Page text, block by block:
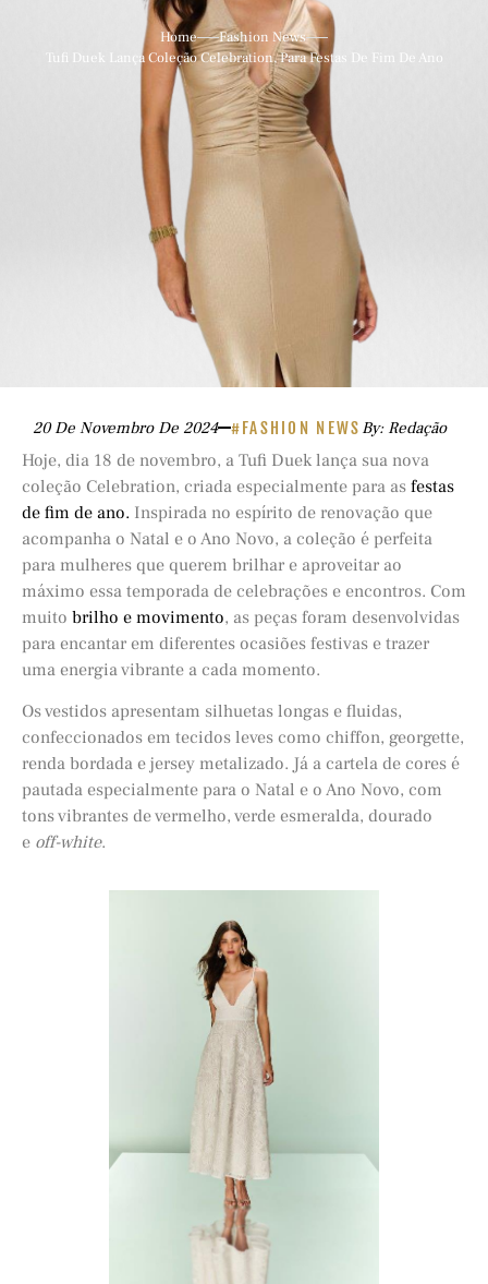
Home
Fashion News
Tufi Duek Lança Coleção Celebration, Para Festas De Fim De Ano
20 De Novembro De 2024 #FASHION NEWS By: Redação
Hoje, dia 18 de novembro, a Tufi Duek lança sua nova
coleção Celebration, criada especialmente para as festas
de fim de ano. Inspirada no espírito de renovação que
acompanha o Natal e o Ano Novo, a coleção é perfeita
para mulheres que querem brilhar e aproveitar ao
máximo essa temporada de celebrações e encontros. Com
muito brilho e movimento, as peças foram desenvolvidas
para encantar em diferentes ocasiões festivas e trazer
uma energia vibrante a cada momento.
Os vestidos apresentam silhuetas longas e fluidas,
confeccionados em tecidos leves como chiffon, georgette,
renda bordada e jersey metalizado. Já a cartela de cores é
pautada especialmente para o Natal e o Ano Novo, com
tons vibrantes de vermelho, verde esmeralda, dourado
e off-white.